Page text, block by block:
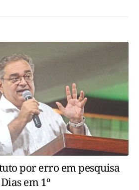
por erro em pesquisa
em 1º